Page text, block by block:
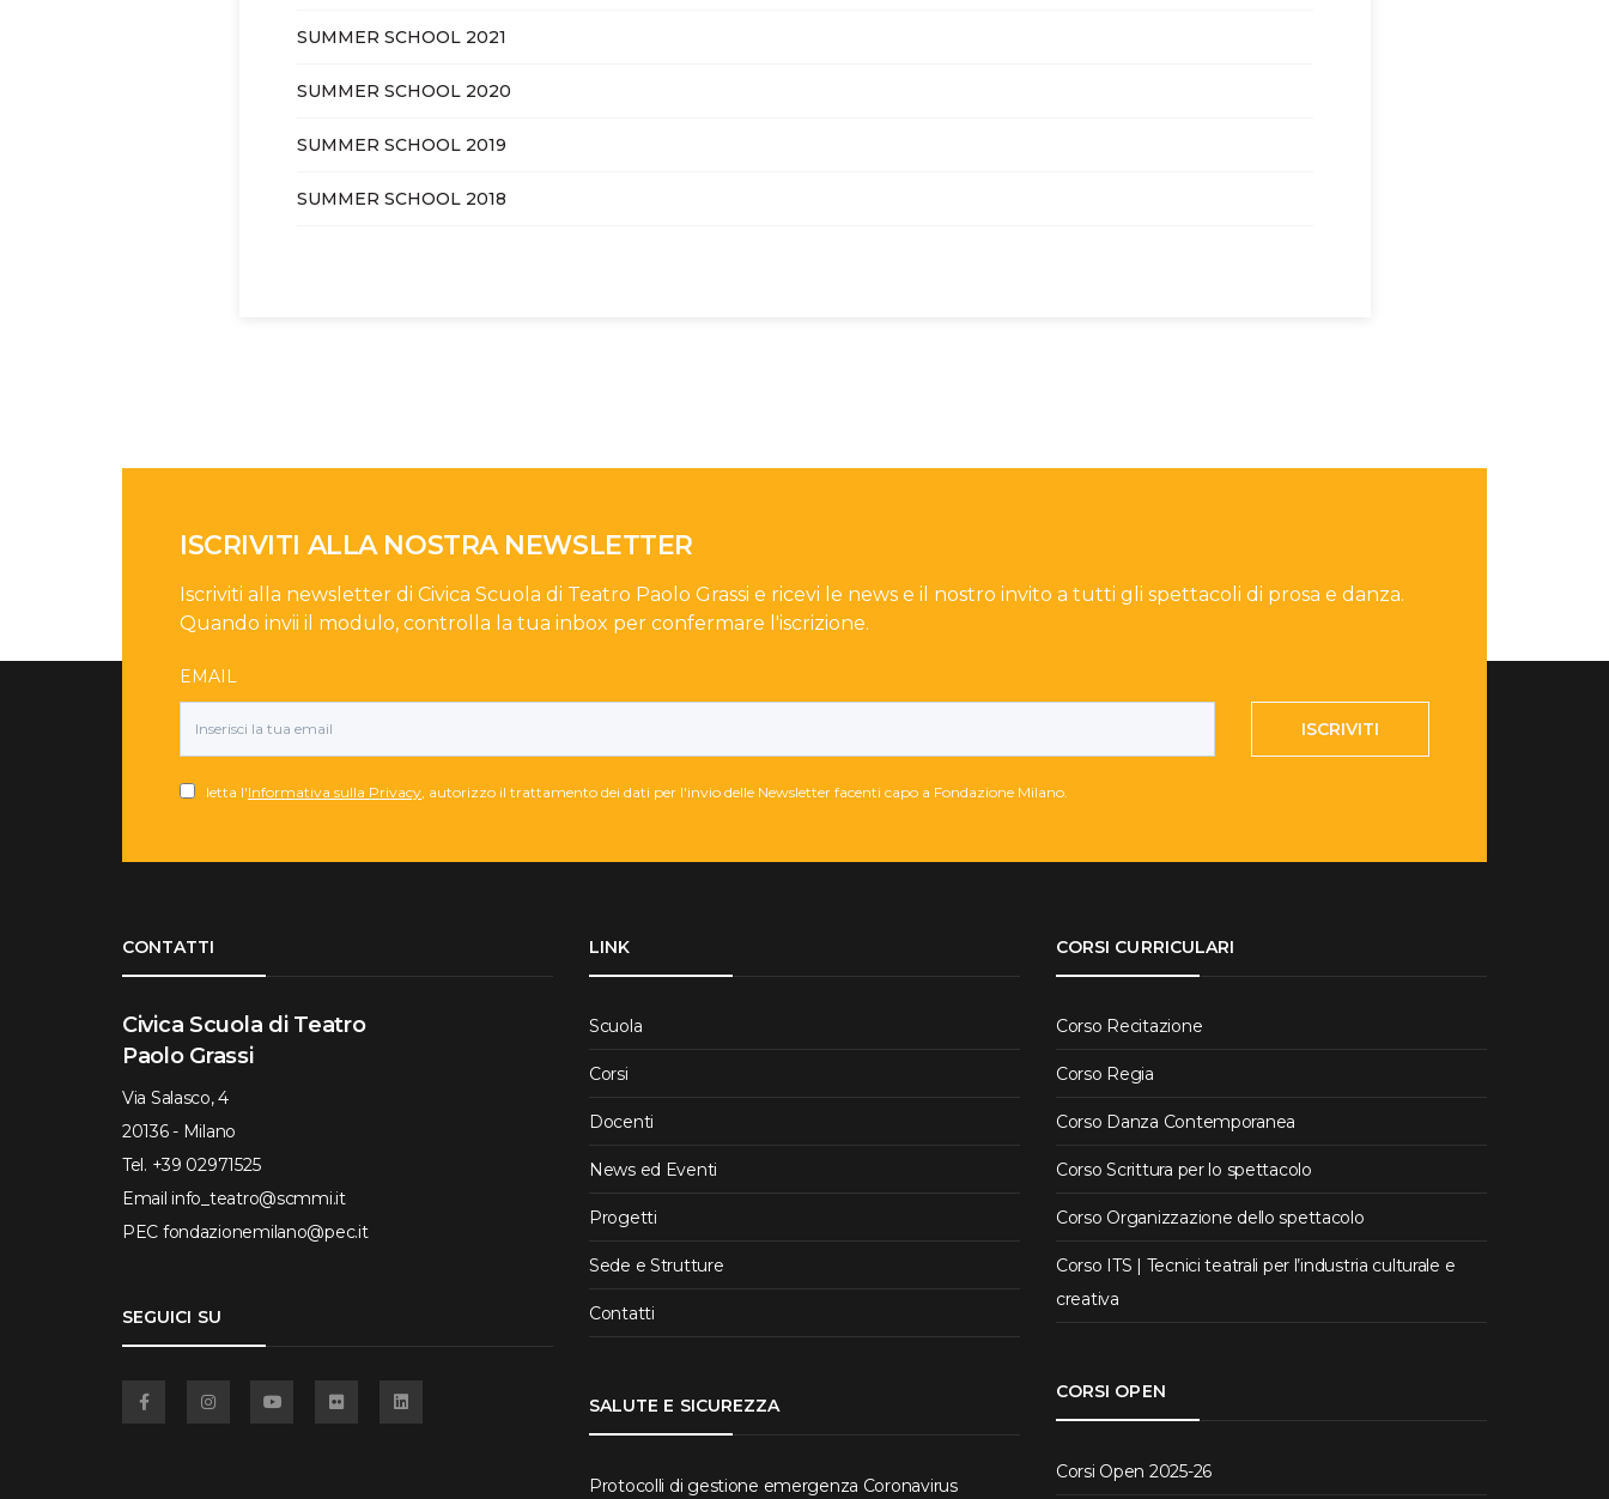
SUMMER SCHOOL 2021
SUMMER SCHOOL 2020
SUMMER SCHOOL 2019
SUMMER SCHOOL 2018
ISCRIVITI ALLA NOSTRA NEWSLETTER
Iscriviti alla newsletter di Civica Scuola di Teatro Paolo Grassi e ricevi le news e il nostro invito a tutti gli spettacoli di prosa e danza.
Quando invii il modulo, controlla la tua inbox per confermare l'iscrizione.
EMAIL
ISCRIVITI
letta l'Informativa sulla Privacy, autorizzo il trattamento dei dati per l'invio delle Newsletter facenti capo a Fondazione Milano.
CONTATTI
Civica Scuola di Teatro
Paolo Grassi
Via Salasco, 4
20136 - Milano
Tel. +39 02971525
Email info_teatro@scmmi.it
PEC fondazionemilano@pec.it
SEGUICI SU
LINK
Scuola
Corsi
Docenti
News ed Eventi
Progetti
Sede e Strutture
Contatti
SALUTE E SICUREZZA
Protocolli di gestione emergenza Coronavirus
CORSI CURRICULARI
Corso Recitazione
Corso Regia
Corso Danza Contemporanea
Corso Scrittura per lo spettacolo
Corso Organizzazione dello spettacolo
Corso ITS | Tecnici teatrali per l’industria culturale e
creativa
CORSI OPEN
Corsi Open 2025-26